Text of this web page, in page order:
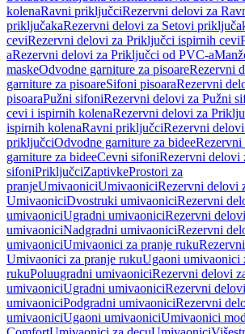
kolenaRavni priključciRezervni delovi za
priključakaRezervni delovi za Setovi
ceviRezervni delovi za Priključci ispirnih cevi
aRezervni delovi za Priključci od PVC-a
maskeOdvodne garniture za pisoareRezervni
garniture za pisoareSifoni pisoaraRezervni
pisoaraPužni sifoniRezervni delovi za Pužni
cevi i ispirnih kolenaRezervni delovi za
ispirnih kolenaRavni priključciRezervni
priključciOdvodne garniture za bideeRezervni
garniture za bideeCevni sifoniRezervni delovi
sifoniPriključciZaptivkeProstori za
pranjeUmivaoniciUmivaoniciRezervni delovi
UmivaoniciDvostruki umivaoniciRezervni
umivaoniciUgradni umivaoniciRezervni
umivaoniciNadgradni umivaoniciRezervni
umivaoniciUmivaonici za pranje ruku
Umivaonici za pranje rukuUgaoni umivaonici
rukuPoluugradni umivaoniciRezervni delovi
umivaoniciUgradni umivaoniciRezervni
umivaoniciPodgradni umivaoniciRezervni
umivaoniciUgaoni umivaoniciUmivaonici